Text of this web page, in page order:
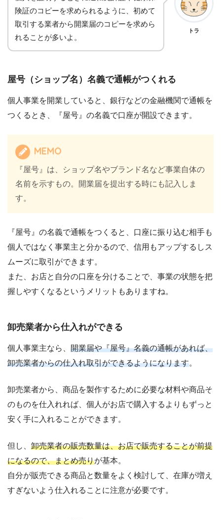
険証のコピーを求められるように、初めて
取引する業者から開業届のコピーを求めら
れることが多いよ。
トラ
屋号（ショップ名）名義で通帳がつくれる
個人事業を開業していると、銀行などの金融機関で通帳を
つくるとき、『屋号』の名義で口座が開設できます。
MEMO
『屋号』は、ショップ名やブランド名など事業自体の
名前を示すもの。開業届を提出する時にも記入しま
す。
『屋号』の名義で通帳をつくると、口座に振り込む相手も
個人ではなく事業主と分かるので、信用もアップするしス
ムーズに取引ができます。
また、お店と自分の口座を分けることで、事業の状態を把
握しやすくなるというメリットもありますね。
卸売業者から仕入れができる
個人事業主なら、 開業届や『屋号』名義の通帳があれば、
卸売業者からの仕入れ取引ができるようになります。
卸売業者から、商品を製作するために必要な材料や商品そ
のものを仕入れれば、個人がお店で購入するよりもずっと
安く手に入れることができます。
但し、 卸売業者の販売数量は、お店で販売することが前提
になるので、まとめ売りが基本。
自分が販売できる商品と数量をよく検討して、在庫が増え
すぎないよう仕入れることに注意が必要です。